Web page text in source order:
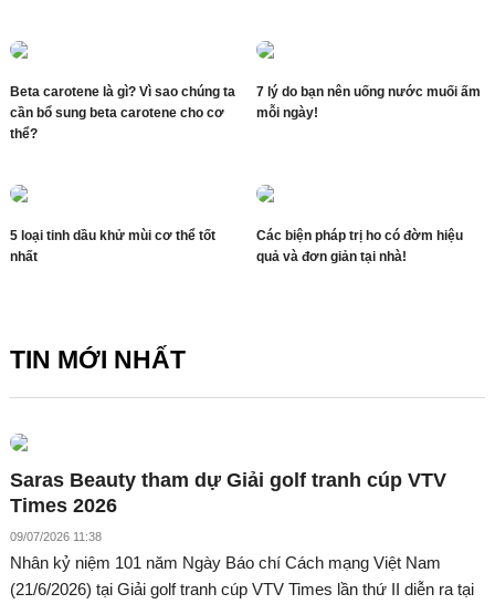
Beta carotene là gì? Vì sao chúng ta
cần bổ sung beta carotene cho cơ
thể?
7 lý do bạn nên uống nước muối ấm
mỗi ngày!
5 loại tinh dầu khử mùi cơ thể tốt
nhất
Các biện pháp trị ho có đờm hiệu
quả và đơn giản tại nhà!
TIN MỚI NHẤT
Saras Beauty tham dự Giải golf tranh cúp VTV
Times 2026
09/07/2026 11:38
Nhân kỷ niệm 101 năm Ngày Báo chí Cách mạng Việt Nam
(21/6/2026) tại Giải golf tranh cúp VTV Times lần thứ II diễn ra tại